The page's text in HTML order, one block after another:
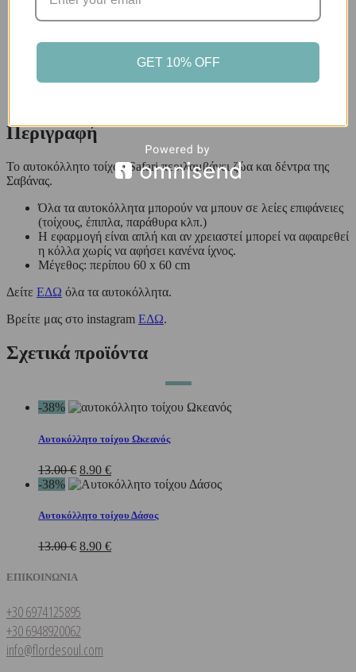
Περιγραφή
Το αυτοκόλλητο τοίχου Safari περιλαμβάνει ζώα και δέντρα της
Σαβάνας.
Όλα τα αυτοκόλλητα μπορούν να μπουν σε λείες επιφάνειες
(τοίχους, έπιπλα, παράθυρα κλπ.)
Η εφαρμογή είναι απλή και αν χρειαστεί μπορεί να αφαιρεθεί
η κόλλα χωρίς να αφήσει κανένα ίχνος.
Μέγεθος: περίπου 60 x 60 cm
Δείτε ΕΔΩ όλα τα αυτοκόλλητα.
Βρείτε μας στο instagram ΕΔΩ.
Σχετικά προϊόντα
-38%
Αυτοκόλλητο τοίχου Ωκεανός
13.00€ Original
price
13.00 €.
8.90 €Η
τρέχουσα
είναι:
-38%
Αυτοκόλλητο τοίχου Δάσος
13.00€ Original
8.90 €Η
ΕΠΙΚΟΙΝΩΝΙΑ
+30 6974125895
+30 6948920062
info@flordesoul.com
GET 10% OFF